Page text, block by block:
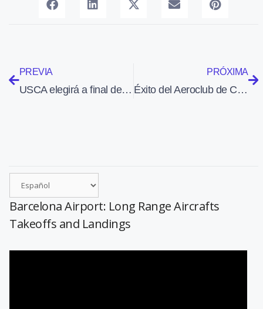
PREVIA
USCA elegirá a final de mes un nuevo presidente
PRÓXIMA
Éxito del Aeroclub de Castellón en la XXIV Vuelta Aérea Comunidad Valenciana
Barcelona Airport: Long Range Aircrafts
Takeoffs and Landings